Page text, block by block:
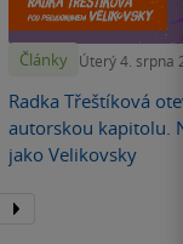
Články Úterý 4. srpna
Radka Třeštíková
autorskou kapitolu.
jako Velikovsky